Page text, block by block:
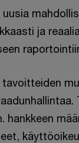
ja
hankkeen